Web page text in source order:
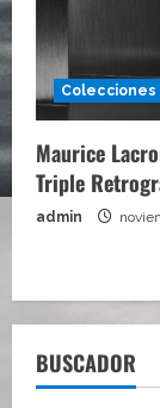
Maurice
Triple
admin
BUSCADOR